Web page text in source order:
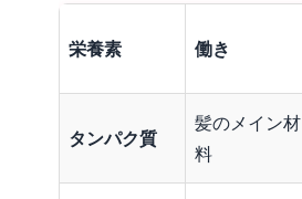
栄養素 働き
タンパク質
髪のメイン材
料